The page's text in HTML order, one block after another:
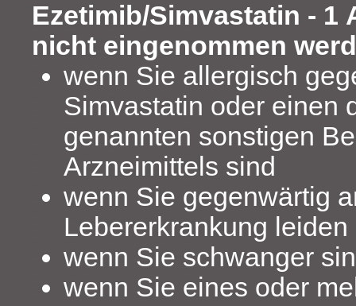
Ezetimib/Simvastatin - 1
nicht eingenommen
wenn Sie allergisch
Simvastatin oder einen
genannten sonstigen
Arzneimittels sind
wenn Sie gegenwärtig
Lebererkrankung leiden
wenn Sie schwanger
wenn Sie eines oder